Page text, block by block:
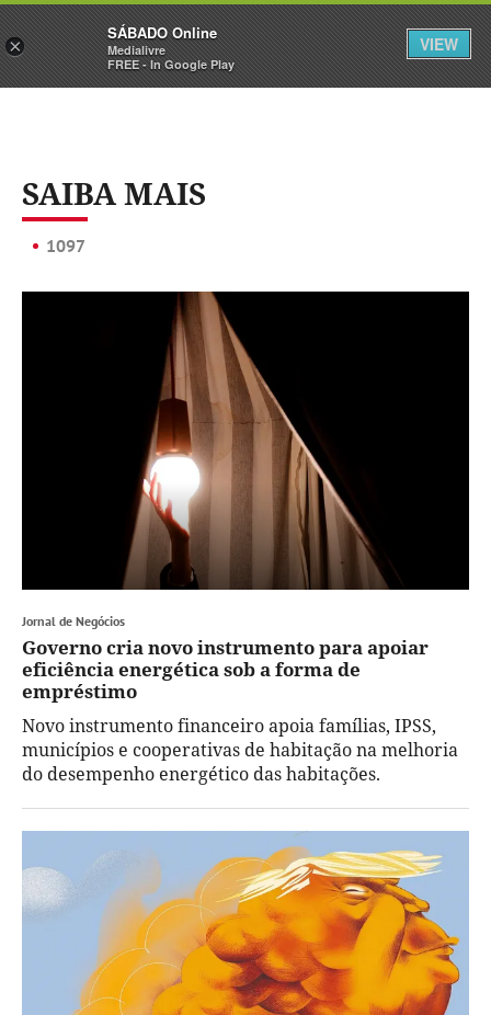
Sábado Assine Iniciar Sessão
SAIBA MAIS
1097
Jornal de Negócios
Governo cria novo instrumento para apoiar
eficiência energética sob a forma de
empréstimo
Novo instrumento financeiro apoia famílias, IPSS,
municípios e cooperativas de habitação na melhoria
do desempenho energético das habitações.
×
SÁBADO Online
Medialivre
FREE - In Google Play
VIEW